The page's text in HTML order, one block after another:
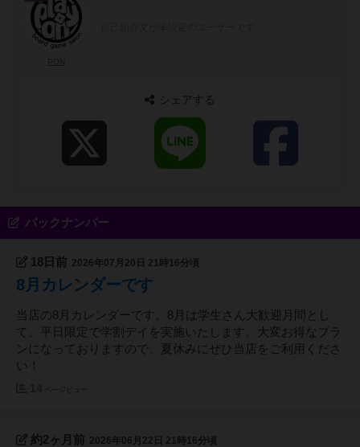
シェアする
バックナンバー
18日前 2026年07月20日 21時16分頃
8月カレンダーです
当店の8月カレンダーです。8月は学生さん大歓迎月間とし
て、平日限定で学割デイを実施いたします。大変お得なプラ
ンになっておりますので、夏休みにぜひ当店をご利用くださ
い！
約2ヶ月前 2026年06月22日 21時16分頃